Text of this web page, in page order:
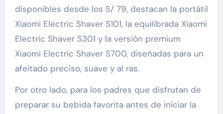
disponibles desde los S/ 79, destacan la portátil
Xiaomi Electric Shaver S101, la equilibrada Xiaomi
Electric Shaver S301 y la versión premium
Xiaomi Electric Shaver S700, diseñadas para un
afeitado preciso, suave y al ras.
Por otro lado, para los padres que disfrutan de
preparar su bebida favorita antes de iniciar la